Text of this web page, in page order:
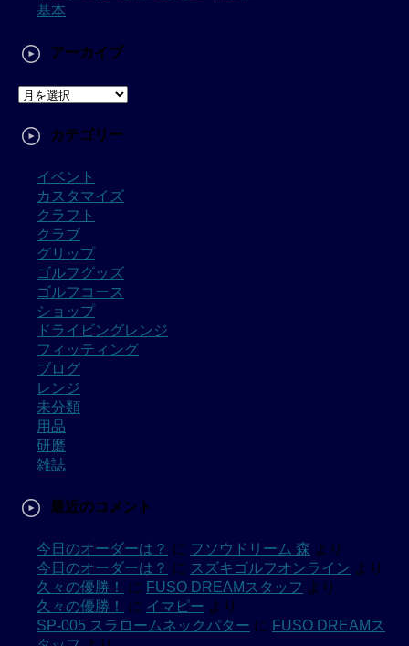
基本
アーカイブ
カテゴリー
イベント
カスタマイズ
クラフト
クラブ
グリップ
ゴルフグッズ
ゴルフコース
ショップ
ドライビングレンジ
フィッティング
ブログ
レンジ
未分類
用品
研磨
雑誌
最近のコメント
今日のオーダーは？ に フソウドリーム 森 より
今日のオーダーは？ に スズキゴルフオンライン より
久々の優勝！
に FUSO DREAMスタッフ より
久々の優勝！
に イマピー より
SP-005 スラロームネックパター に FUSO DREAMス